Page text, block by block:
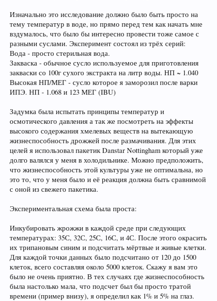
Изначально это исследование должно было быть просто на
тему температур в воде, но прямо перед тем как начать мне
вздумалось, что было бы интересно провести тоже самое с
разными суслами. Эксперимент состоял из трёх серий:
Вода - просто стерильная вода.
Закваска - обычное сусло используемое для приготовления
закваски со 100г сухого экстракта на литр воды. НП ~ 1.040
Высокая НП/МЕГ - сусло которое я заморозил после варки
ИПЭ. НП - 1.068 и 123 МЕГ (IBU)
Задумка была испытать принципы температур и
осмотического давления а так же посмотреть на эффекты
высокого содержания хмелевых веществ на вытекающую
жизнеспособность дрожжей после размачивания. Для этих
целей я использовал пакетик Danstar Nottingham который уже
долго валялся у меня в холодильнике. Можно предположить,
что жизнеспособность этой культуры уже не оптимальна, но
это то, что у меня было и её реакция должна быть сравнимой
с оной из свежего пакетика.
Экспериментальная схема была проста:
Инкубировать жрожжи в каждой среде при следующих
температурах: 35С, 32С, 25С, 16С, и 4С. После этого окрасить
их трипановым синим и подсчитать мёртвые и живые клетки.
Для каждой точки данных было подсчитано от 120 до 1500
клеток, всего составляя около 5000 клеток. Скажу я вам это
было не очень приятно. В тех случаях где жизнеспособность
была настолько мала, что подсчет был бы просто тратой
времени (пример внизу), я определил как 1% и 5% на глаз.